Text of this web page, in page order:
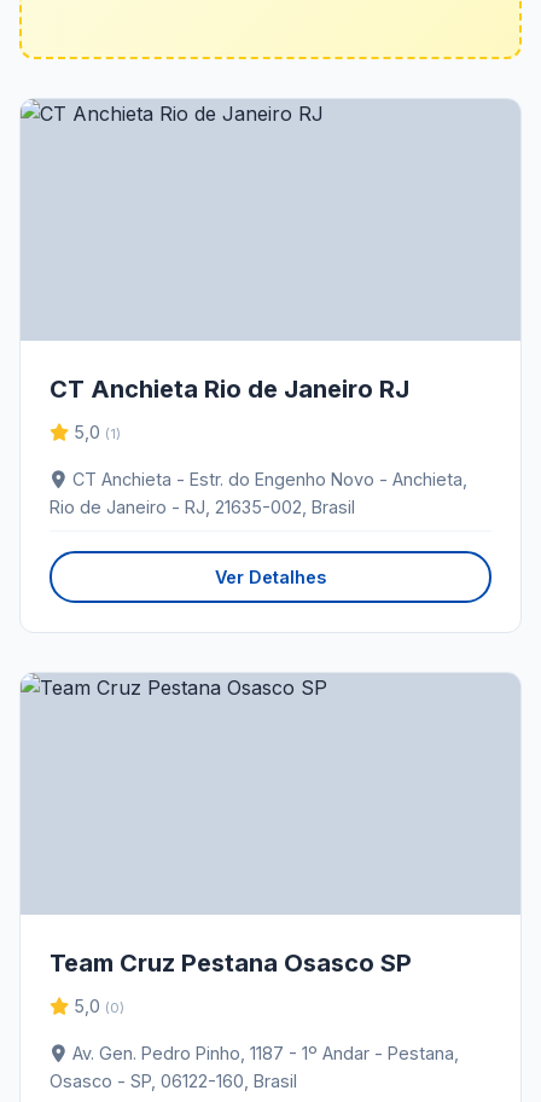
CT Anchieta Rio de Janeiro RJ
5,0 (1)
CT Anchieta - Estr. do Engenho Novo - Anchieta,
Rio de Janeiro - RJ, 21635-002, Brasil
Ver Detalhes
Team Cruz Pestana Osasco SP
5,0 (0)
Av. Gen. Pedro Pinho, 1187 - 1º Andar - Pestana,
Osasco - SP, 06122-160, Brasil